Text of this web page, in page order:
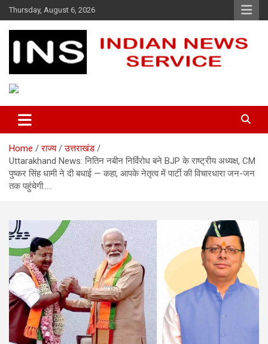
Skip
to
content
Thursday, August 6, 2026
Indian News Service
Home राज्य
उत्तराखंड
Uttarakhand News: नितिन नबीन निर्विरोध बने BJP के राष्ट्रीय अध्यक्ष, CM
पुष्कर सिंह धामी ने दी बधाई — कहा, आपके नेतृत्व में पार्टी की विचारधारा जन-जन
तक पहुंचेगी…..